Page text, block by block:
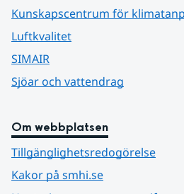
Kunskapscentrum för
Luftkvalitet
SIMAIR
Sjöar och vattendrag
Om webbplatsen
Tillgänglighetsredogörelse
Kakor på smhi.se